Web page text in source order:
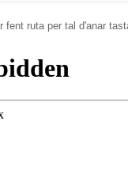
ruta per tal d'anar